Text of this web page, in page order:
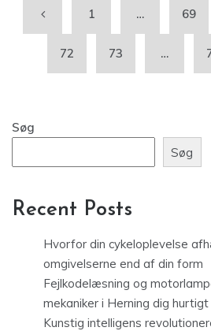
1 … 69
72 73 …
Søg
Søg
Recent Posts
Hvorfor din cykeloplevelse
omgivelserne end af din form
Fejlkodelæsning og
mekaniker i Herning dig
Kunstig intelligens